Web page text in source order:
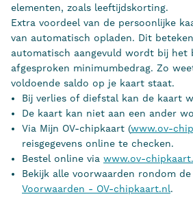
elementen, zoals leeftijdskorting.
Extra voordeel van de persoonlijke
van automatisch opladen. Dit
automatisch aangevuld wordt bij het
afgesproken minimumbedrag. Zo
voldoende saldo op je kaart staat.
Bij verlies of diefstal kan de kaart
De kaart kan niet aan een ander
Via Mijn OV-chipkaart (www.ov-
reisgegevens online te checken.
Bestel online via www.ov-
Bekijk alle voorwaarden rondom
Voorwaarden - OV-chipkaart.nl.